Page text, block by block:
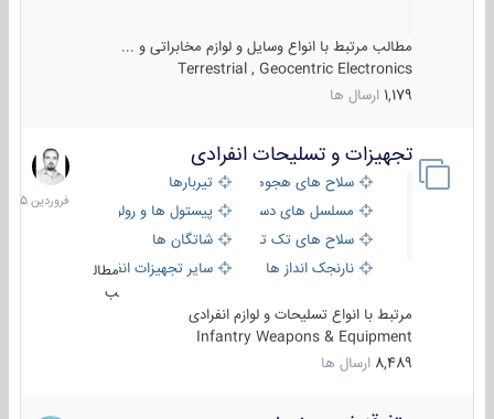
مطالب مرتبط با انواع وسایل و لوازم مخابراتی و ...
Terrestrial , Geocentric Electronics
1,179 ارسال ها
تجهیزات و تسلیحات انفرادی
سلاح های هجومی
تیربارها
مسلسل های دستی
پیستول ها و رولورها
سلاح های تک تیر اندازیشاتگان ها
نارنجک انداز ها
سایر تجهیزات انفرادی
مطال
ب
مرتبط با انواع تسلیحات و لوازم انفرادی
Infantry Weapons & Equipment
8,489 ارسال ها
17
فروردین
1405